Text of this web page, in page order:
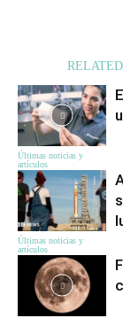
Últimas noticias y
artículos
Últimas noticias y
artículos